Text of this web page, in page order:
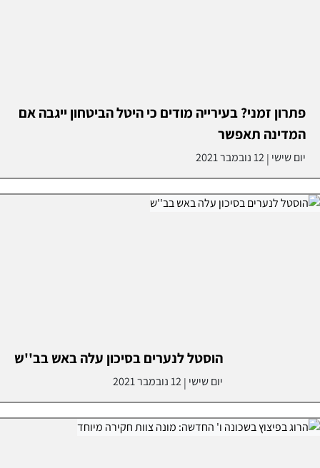
פתרון זמני? בעירייה מודים כי היטל הביטחון ייגבה אם
המדינה תאפשר
יום שישי |12 נובמבר 2021
הוסטל לנערים בסיכון עלה באש בב''ש
יום שישי |12 נובמבר 2021